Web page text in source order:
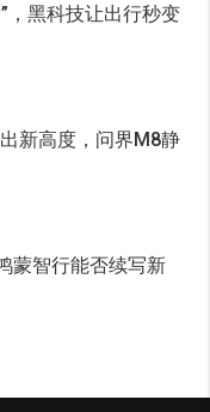
，黑科技让出行秒变
新高度，问界M8静
蒙智行能否续写新